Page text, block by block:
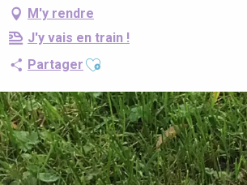
M'y rendre
J'y vais en train !
Partager Ajouter aux favoris